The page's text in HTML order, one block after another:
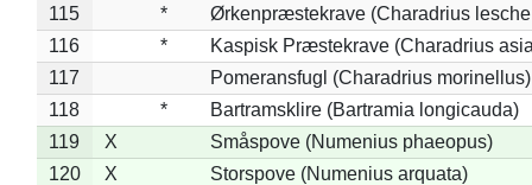
115
*
Ørkenpræstekrave (Charadrius
116
*
Kaspisk Præstekrave (Charadrius
117
Pomeransfugl (Charadrius morinellus)
118
*
Bartramsklire (Bartramia longicauda)
119
X
Småspove (Numenius phaeopus)
120
X
Storspove (Numenius arquata)